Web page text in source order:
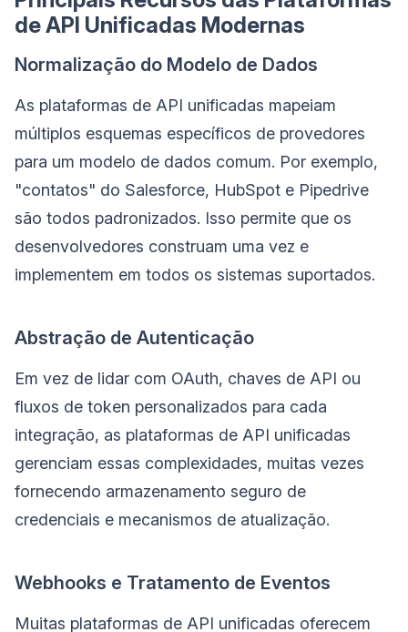
de API Unificadas Modernas
Normalização do Modelo de Dados
As plataformas de API unificadas mapeiam
múltiplos esquemas específicos de provedores
para um modelo de dados comum. Por exemplo,
"contatos" do Salesforce, HubSpot e Pipedrive
são todos padronizados. Isso permite que os
desenvolvedores construam uma vez e
implementem em todos os sistemas suportados.
Abstração de Autenticação
Em vez de lidar com OAuth, chaves de API ou
fluxos de token personalizados para cada
integração, as plataformas de API unificadas
gerenciam essas complexidades, muitas vezes
fornecendo armazenamento seguro de
credenciais e mecanismos de atualização.
Webhooks e Tratamento de Eventos
Muitas plataformas de API unificadas oferecem